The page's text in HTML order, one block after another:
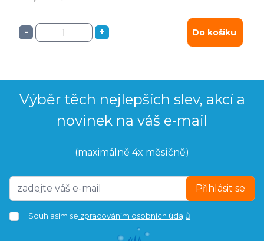
- + Do košíku
Výběr těch nejlepších slev, akcí a
novinek na váš e-mail
(maximálně 4x měsíčně)
Přihlásit se
Souhlasím se zpracováním osobních údajů